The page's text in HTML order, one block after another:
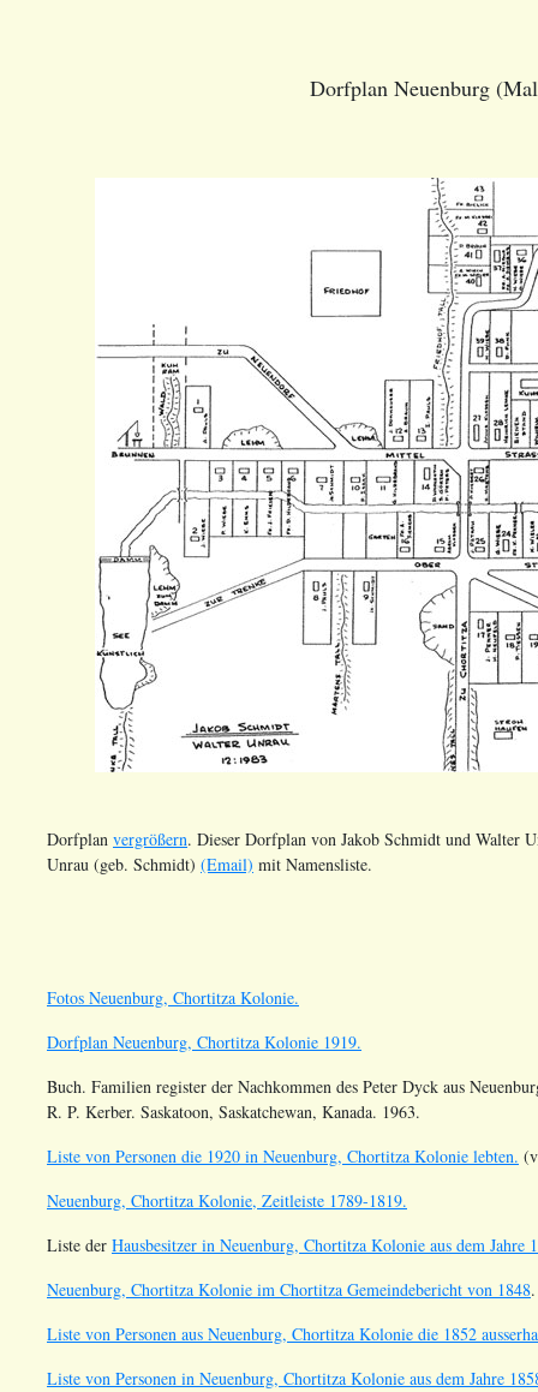
Dorfplan Neuenburg
Dorfplan vergrößern. Dieser Dorfplan von Jakob Schmidt und Walter
Unrau (geb. Schmidt) (Email) mit Namensliste.
Fotos Neuenburg, Chortitza Kolonie.
Dorfplan Neuenburg, Chortitza Kolonie 1919.
Buch. Familien register der Nachkommen des Peter Dyck aus
R. P. Kerber. Saskatoon, Saskatchewan, Kanada. 1963.
Liste von Personen die 1920 in Neuenburg, Chortitza Kolonie lebten.
Neuenburg, Chortitza Kolonie, Zeitleiste 1789-1819.
Liste der Hausbesitzer in Neuenburg, Chortitza Kolonie aus dem Jahre
Neuenburg, Chortitza Kolonie im Chortitza Gemeindebericht von 1848.
Liste von Personen aus Neuenburg, Chortitza Kolonie die 1852
Liste von Personen in Neuenburg, Chortitza Kolonie aus dem Jahre